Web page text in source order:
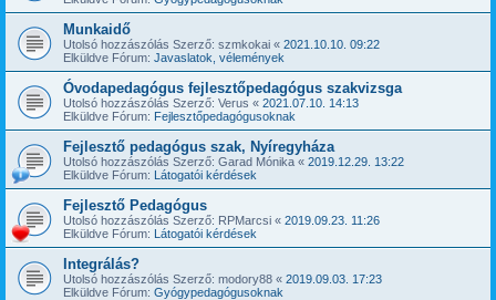
Munkaidő
Utolsó hozzászólás Szerző: szmkokai « 2021.10.10. 09:22
Elküldve Fórum: Javaslatok, vélemények
Óvodapedagógus fejlesztőpedagógus szakvizsga
Utolsó hozzászólás Szerző: Verus « 2021.07.10. 14:13
Elküldve Fórum: Fejlesztőpedagógusoknak
Fejlesztő pedagógus szak, Nyíregyháza
Utolsó hozzászólás Szerző: Garad Mónika « 2019.12.29. 13:22
Elküldve Fórum: Látogatói kérdések
Fejlesztő Pedagógus
Utolsó hozzászólás Szerző: RPMarcsi « 2019.09.23. 11:26
Elküldve Fórum: Látogatói kérdések
Integrálás?
Utolsó hozzászólás Szerző: modory88 « 2019.09.03. 17:23
Elküldve Fórum: Gyógypedagógusoknak